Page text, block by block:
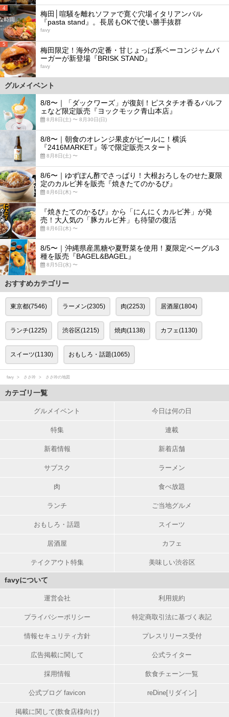
4
梅田│喧騒を離れソファで寛ぐ穴場イタリアンバル
『pasta stand』。長居もOKで使い勝手抜群
favy
5
梅田限定！海外の定番・甘じょっぱ系ベーコンジャムバ
ーガーが新登場『BRISK STAND』
favy
グルメイベント
8/8〜｜「ダックワーズ」が復刻！ピスタチオ香るパルフ
ェなど限定販売『ヨックモック青山本店』
8月8日(土) 〜 8月30日(日)
8/8〜｜朝食のオレンジ果皮がビールに！横浜
『2416MARKET』等で限定販売スタート
8月8日(土) 〜
8/6〜｜ゆずぽん酢でさっぱり！大根おろしをのせた夏限
定のカルビ丼を販売『焼きたてのかるび』
8月6日(木) 〜
『焼きたてのかるび』から「にんにくカルビ丼」が発
売！大人気の「豚カルビ丼」も待望の復活
8月6日(木) 〜
8/5〜｜沖縄県産黒糖や夏野菜を使用！夏限定ベーグル3
種を販売『BAGEL&BAGEL』
8月5日(水) 〜
おすすめカテゴリー
東京都(7546) ラーメン(2305) 肉(2253) 居酒屋(1804)
ランチ(1225) 渋谷区(1215) 焼肉(1138) カフェ(1130)
スイーツ(1130) おもしろ・話題(1065)
favy ささ吟 ささ吟の地図
カテゴリ一覧
グルメイベント 今日は何の日
特集 連載
新着情報 新着店舗
サブスク ラーメン
肉 食べ放題
ランチ ご当地グルメ
おもしろ・話題 スイーツ
居酒屋 カフェ
テイクアウト特集 美味しい渋谷区
favyについて
運営会社 利用規約
プライバシーポリシー 特定商取引法に基づく表記
情報セキュリティ方針 プレスリリース受付
広告掲載に関して 公式ライター
採用情報 飲食チェーン一覧
公式ブログ favicon reDine[リダイン]
掲載に関して(飲食店様向け)